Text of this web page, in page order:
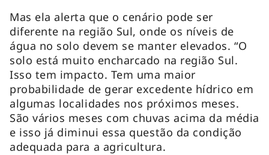
Mas ela alerta que o cenário pode ser
diferente na região Sul, onde os níveis de
água no solo devem se manter elevados. “O
solo está muito encharcado na região Sul.
Isso tem impacto. Tem uma maior
probabilidade de gerar excedente hídrico em
algumas localidades nos próximos meses.
São vários meses com chuvas acima da média
e isso já diminui essa questão da condição
adequada para a agricultura.